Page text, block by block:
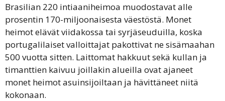
Brasilian 220 intiaaniheimoa muodostavat alle
prosentin 170-miljoonaisesta väestöstä. Monet
heimot elävät viidakossa tai syrjäseuduilla, koska
portugalilaiset valloittajat pakottivat ne sisämaahan
500 vuotta sitten. Laittomat hakkuut sekä kullan ja
timanttien kaivuu joillakin alueilla ovat ajaneet
monet heimot asuinsijoiltaan ja hävittäneet niitä
kokonaan.